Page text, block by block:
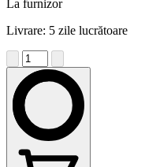
La furnizor
Livrare: 5 zile lucrătoare